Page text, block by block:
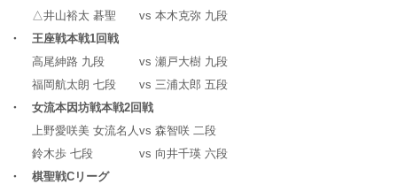
△井山裕太 碁聖
vs 本木克弥 九段
・ 王座戦本戦1回戦
高尾紳路 九段
vs 瀬戸大樹 九段
福岡航太朗 七段
vs 三浦太郎 五段
・ 女流本因坊戦本戦2回戦
上野愛咲美 女流名人 vs 森智咲 二段
鈴木歩 七段
vs 向井千瑛 六段
・ 棋聖戦Cリーグ